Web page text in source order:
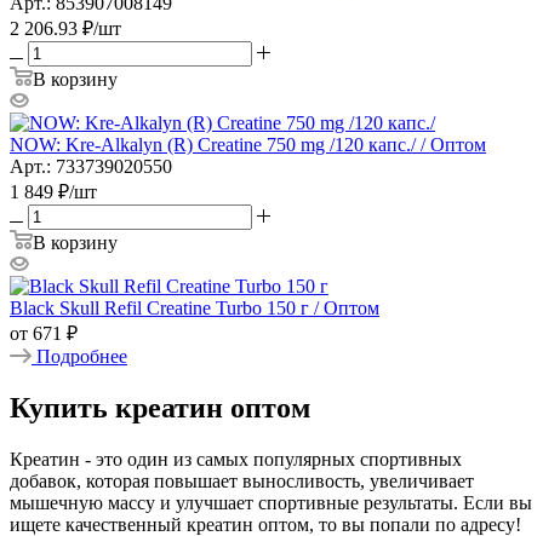
2 206.93 ₽/шт
В корзину
NOW: Kre-Alkalyn (R) Creatine 750 mg /120 капс./ / Оптом
Арт.: 733739020550
1 849 ₽/шт
В корзину
Black Skull Refil Creatine Turbo 150 г / Оптом
от 671 ₽
Подробнее
Купить креатин оптом
Креатин - это один из самых популярных спортивных
добавок, которая повышает выносливость, увеличивает
мышечную массу и улучшает спортивные результаты. Если вы
ищете качественный креатин оптом, то вы попали по адресу!